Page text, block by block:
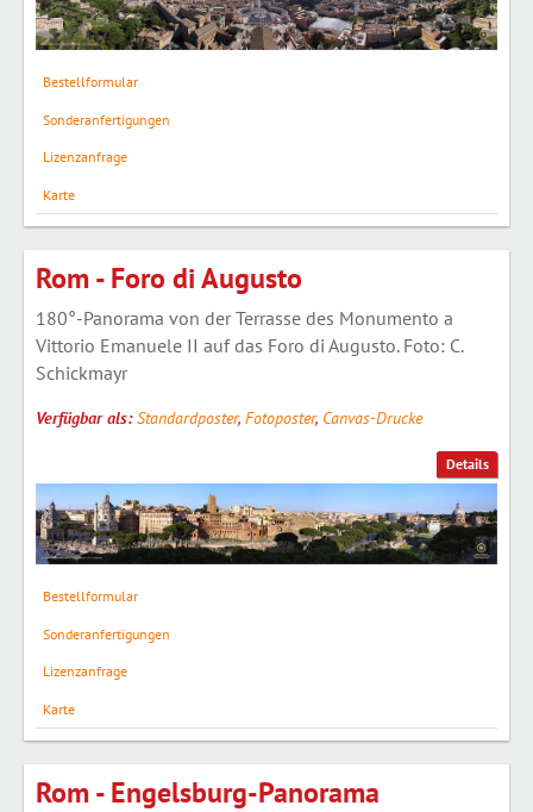
Bestellformular
Sonderanfertigungen
Lizenzanfrage
Karte
Details
Rom - Foro di Augusto
180°-Panorama von der Terrasse des Monumento a
Vittorio Emanuele II auf das Foro di Augusto. Foto: C.
Schickmayr
Verfügbar als:Standardposter, Fotoposter, Canvas-Drucke
Bestellformular
Sonderanfertigungen
Lizenzanfrage
Karte
Rom - Engelsburg-Panorama